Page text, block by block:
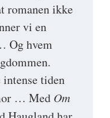
romanen ikke
vi en
Og hvem
tiden
… Med Om